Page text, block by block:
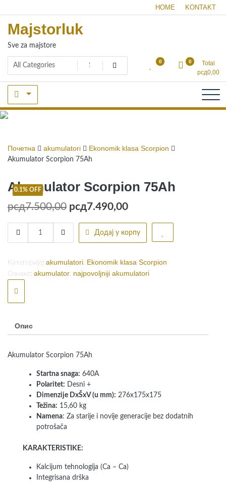
to
content
HOME KONTAKT
Majstorluk
Sve za majstore
0 0
Total
рсд0,00
Почетна akumulatori Ekonomik klasa Scorpion
Akumulator Scorpion 75Ah
0.1% OFF
Akumulator Scorpion 75Ah
рсд7.500,00 Оригинална
цена
рсд7.500,00.
рсд7.490,00Тренутна
цена
је:
quantity
Додај у корпу
Категорије: akumulatori, Ekonomik klasa Scorpion
Ознаке: akumulator, najpovoljniji akumulatori
Опис
Akumulator Scorpion 75Ah
Startna snaga: 640A
Polaritet: Desni +
Dimenzije DxŠxV (u mm): 276x175x175
Težina: 15,60 kg
Namena: Za starije i novije generacije bez dodatnih
potrošača
KARAKTERISTIKE:
Kalcijum tehnologija (Ca – Ca)
Integrisana drška